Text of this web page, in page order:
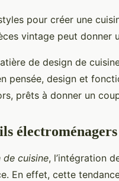
pour créer une
vintage peut donner
de design de
pensée, design et
prêts à donner un
cuisine, l’intégration
En effet, cette